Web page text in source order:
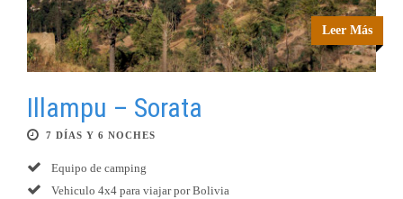
Leer Más
Illampu – Sorata
7 DÍAS Y 6 NOCHES
Equipo de camping
Vehiculo 4x4 para viajar por Bolivia